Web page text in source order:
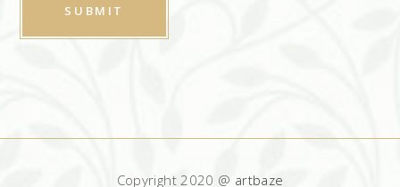
Copyright 2020 @ artbaze